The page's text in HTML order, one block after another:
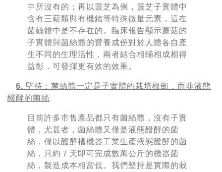
中所沒有的；再以靈芝為例，靈芝子實體中
含有三萜類與有機鍺等特殊微量元素，這在
菌絲體中是不存在的。臨床報告顯示蘑菇的
子實體與菌絲體的營養成份對於人體各自產
生不同的生理活性，兩者結合相輔相成相得
益彰，可發揮更有效的效果。
6. 堅持：菌絲體一定是子實體的栽培根部，而非液態
醱酵的菌絲
目前許多市售產品都只有菌絲體，沒有子實
體，尤甚者，菌絲體又僅是液態醱酵的菌
絲，僅以醱酵槽機器工業生產液態醱酵的菌
絲，只約７天即可完成數萬公斤的機器菌
絲，製造成本相當低。我們堅持是實際的栽